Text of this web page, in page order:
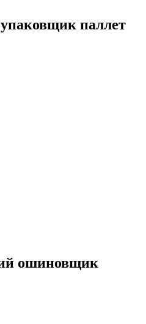
паллет
ошиновщик